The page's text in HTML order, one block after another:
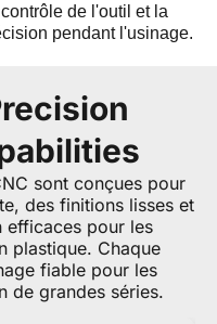
contrôle de l'outil et la
pendant l'usinage.
sont conçues pour
des finitions lisses et
pour les
plastique. Chaque
fiable pour les
de grandes séries.